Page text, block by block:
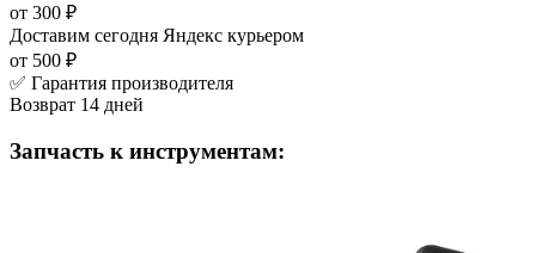
от 300 ₽
Доставим сегодня Яндекс курьером
от 500 ₽
✅ Гарантия производителя
Возврат 14 дней
Запчасть к инструментам: